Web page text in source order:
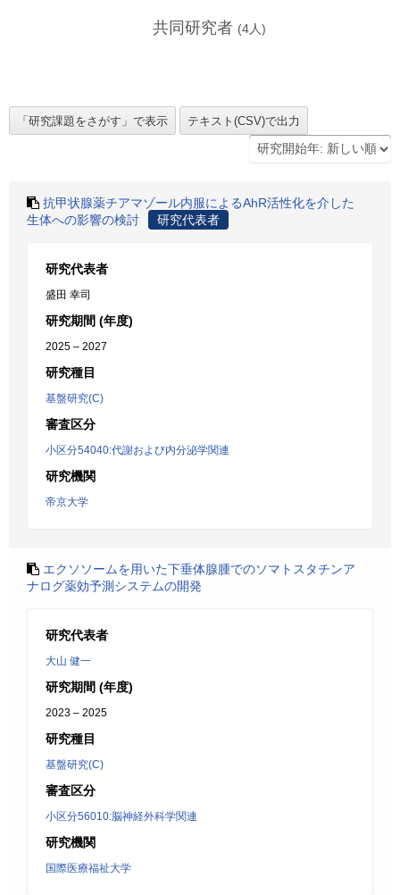
共同研究者 (4人)
抗甲状腺薬チアマゾール内服によるAhR活性化を介した
生体への影響の検討
研究代表者
研究代表者
盛田 幸司
研究期間 (年度)
2025 – 2027
研究種目
基盤研究(C)
審査区分
小区分54040:代謝および内分泌学関連
研究機関
帝京大学
エクソソームを用いた下垂体腺腫でのソマトスタチンア
ナログ薬効予測システムの開発
研究代表者
大山 健一
研究期間 (年度)
2023 – 2025
研究種目
基盤研究(C)
審査区分
小区分56010:脳神経外科学関連
研究機関
国際医療福祉大学